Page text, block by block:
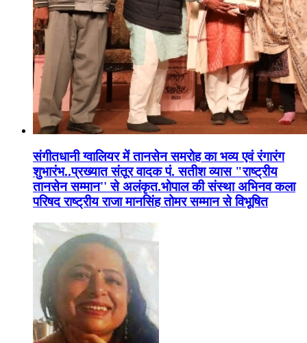
संगीतधानी ग्वालियर में तानसेन समरोह का भव्य एवं रंगारंग
शुभारंभ..प्रख्यात संतूर वादक पं. सतीश व्यास "राष्ट्रीय
तानसेन सम्मान'' से अलंकृत.भोपाल की संस्था अभिनव कला
परिषद राष्ट्रीय राजा मानसिंह तोमर सम्मान से विभूषित